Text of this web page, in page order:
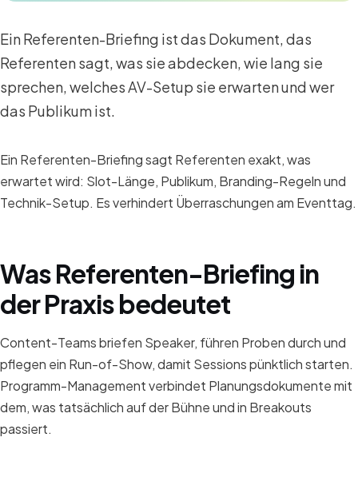
Ein Referenten-Briefing ist das Dokument, das
Referenten sagt, was sie abdecken, wie lang sie
sprechen, welches AV-Setup sie erwarten und wer
das Publikum ist.
Ein Referenten-Briefing sagt Referenten exakt, was
erwartet wird: Slot-Länge, Publikum, Branding-Regeln und
Technik-Setup. Es verhindert Überraschungen am Eventtag.
Was Referenten-Briefing in
der Praxis bedeutet
Content-Teams briefen Speaker, führen Proben durch und
pflegen ein Run-of-Show, damit Sessions pünktlich starten.
Programm-Management verbindet Planungsdokumente mit
dem, was tatsächlich auf der Bühne und in Breakouts
passiert.